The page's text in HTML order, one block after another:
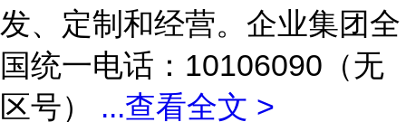
发、定制和经营。企业集团全
国统一电话：10106090（无
区号） ...查看全文 >